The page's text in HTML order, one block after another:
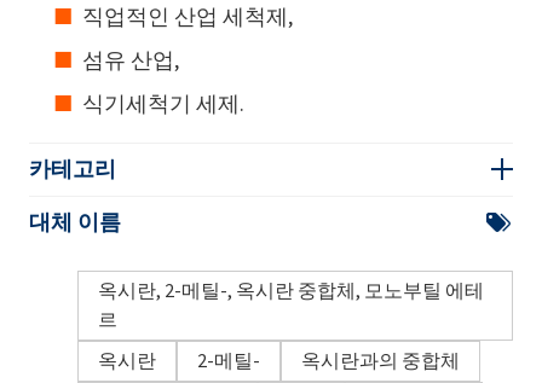
직업적인 산업 세척제,
섬유 산업,
식기세척기 세제.
카테고리
대체 이름
옥시란, 2-메틸-, 옥시란 중합체, 모노부틸 에테
르
옥시란
2-메틸-
옥시란과의 중합체